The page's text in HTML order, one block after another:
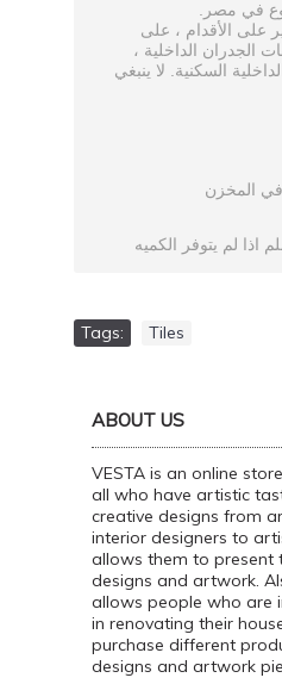
في مصر
على الأقدام ، على
الجدران الداخلية ،
الداخلية السكنية لا ينبغي
في المخزن
اذا لم يتوفر الكميه
Tags: Tiles
ABOUT US
VESTA is an online
all who have artistic
creative designs from
interior designers to
allows them to present
designs and artwork.
allows people who are
in renovating their
purchase different
designs and artwork